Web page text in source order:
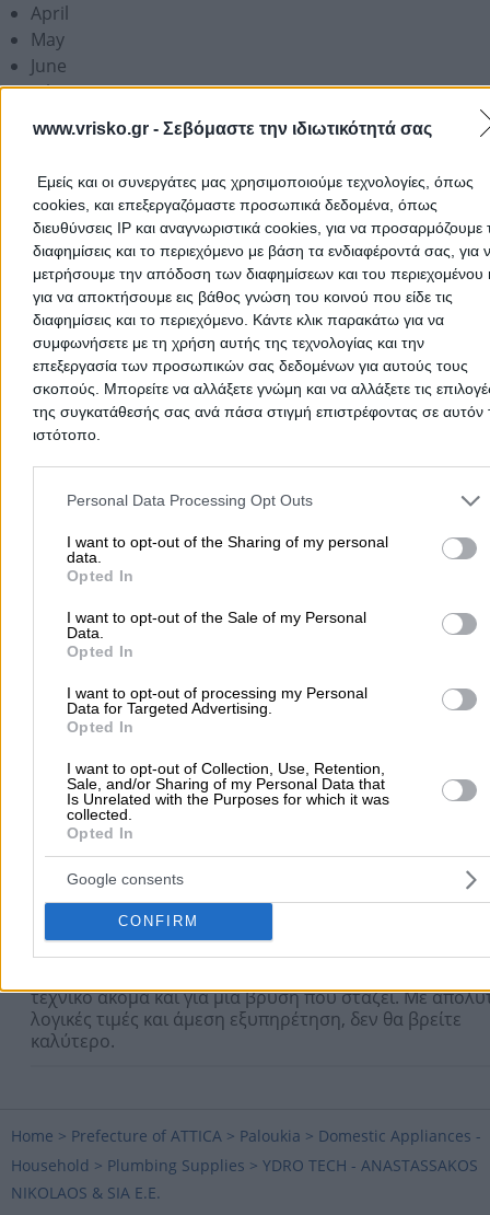
www.vrisko.gr - Σεβόμαστε την ιδιωτικότητά σας
Εμείς και οι συνεργάτες μας χρησιμοποιούμε τεχνολογίες, όπως
cookies, και επεξεργαζόμαστε προσωπικά δεδομένα, όπως
διευθύνσεις IP και αναγνωριστικά cookies, για να προσαρμόζουμε
διαφημίσεις και το περιεχόμενο με βάση τα ενδιαφέροντά σας, για
μετρήσουμε την απόδοση των διαφημίσεων και του περιεχομένου
για να αποκτήσουμε εις βάθος γνώση του κοινού που είδε τις
διαφημίσεις και το περιεχόμενο. Κάντε κλικ παρακάτω για να
συμφωνήσετε με τη χρήση αυτής της τεχνολογίας και την
επεξεργασία των προσωπικών σας δεδομένων για αυτούς τους
σκοπούς. Μπορείτε να αλλάξετε γνώμη και να αλλάξετε τις
της συγκατάθεσής σας ανά πάσα στιγμή επιστρέφοντας σε αυτόν
ιστότοπο.
Please note that this website/app uses one or more Google
and may gather and store information including but not limited to
to Google and its third-party tags to use your data for below
purposes in below Google consent section.
Personal Data Processing Opt Outs
I want to opt-out of the Sharing of my personal
data.
Opted In
I want to opt-out of the Sale of my Personal
Data.
Opted In
I want to opt-out of processing my Personal
Data for Targeted Advertising.
Opted In
I want to opt-out of Collection, Use, Retention,
Sale, and/or Sharing of my Personal Data that
Is Unrelated with the Purposes for which it was
collected.
Opted In
Google consents
CONFIRM
April
May
June
July
October
November
December
Add a Review
0
0
0
(1 review)
Λοξίας Ξ.
20/03/2025 16:20
τεχνικό ακόμα και για μια βρύση που στάζει. Με
λογικές τιμές και άμεση εξυπηρέτηση, δεν θα βρείτε
καλύτερο.
Home > Prefecture of ATTICA > Paloukia > Domestic Appliances -
Household > Plumbing Supplies > YDRO TECH - ANASTASSAKOS
NIKOLAOS & SIA E.E.